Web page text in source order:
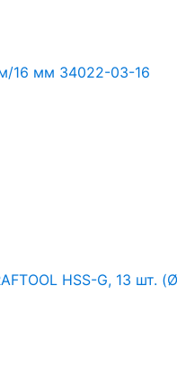
м/16 мм 34022-03-16